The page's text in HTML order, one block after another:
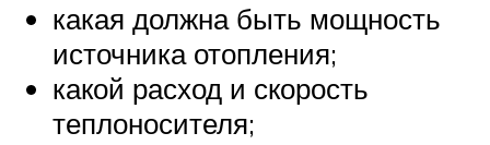
какая должна быть мощность
источника отопления;
какой расход и скорость
теплоносителя;